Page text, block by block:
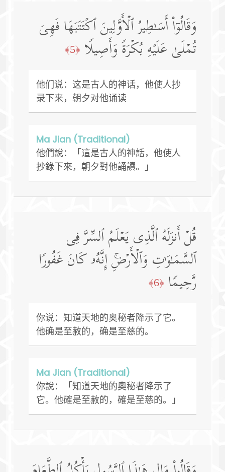
وَقَالُوۤا۟ أَسَـٰطِیرُ ٱلۡأَوَّلِینَ ٱكۡتَتَبَهَا فَهِیَ
تُمۡلَىٰ عَلَیۡهِ بُكۡرَةࣰ وَأَصِیلࣰا ﴿5﴾
他们说：这是古人的神话，他使人抄
录下来，朝夕对他诵读
Ma Jian (Traditional)
他們說：「這是古人的神話，他使人
抄錄下來，朝夕對他誦讀。」
قُلۡ أَنزَلَهُ ٱلَّذِی یَعۡلَمُ ٱلسِّرَّ فِی
ٱلسَّمَـٰوَ ٰ⁠تِ وَٱلۡأَرۡضِۚ إِنَّهُۥ كَانَ غَفُورࣰا
رَّحِیمࣰا ﴿6﴾
你说：知道天地的奥秘者降示了它。
他确是至赦的，确是至慈的。
Ma Jian (Traditional)
你說：「知道天地的奧秘者降示了
它。他確是至赦的，確是至慈的。」